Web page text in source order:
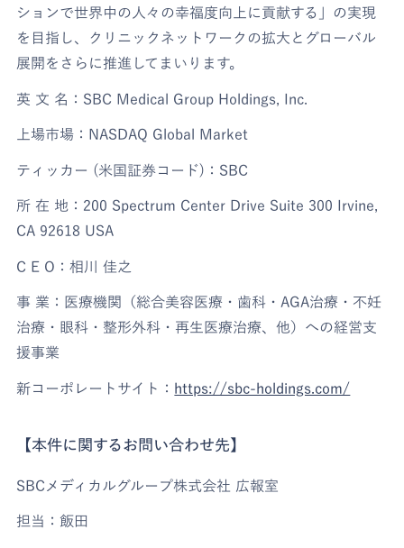
ションで世界中の人々の幸福度向上に貢献する」の実現
を目指し、クリニックネットワークの拡大とグローバル
展開をさらに推進してまいります。
英 文 名：SBC Medical Group Holdings, Inc.
上場市場：NASDAQ Global Market
ティッカー (米国証券コード)：SBC
所 在 地：200 Spectrum Center Drive Suite 300 Irvine,
CA 92618 USA
C E O：相川 佳之
事 業：医療機関（総合美容医療・歯科・AGA治療・不妊
治療・眼科・整形外科・再生医療治療、他）への経営支
援事業
新コーポレートサイト： https://sbc-holdings.com/
【本件に関するお問い合わせ先】
SBCメディカルグループ株式会社 広報室
担当：飯田